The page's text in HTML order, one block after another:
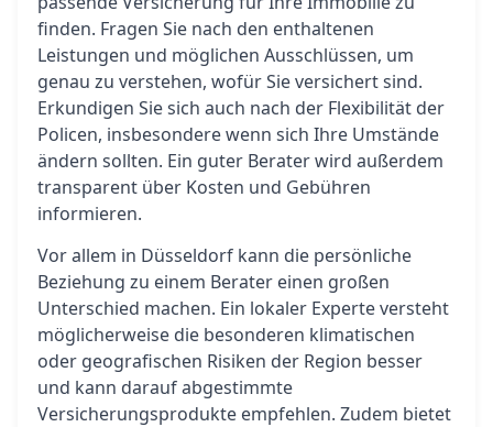
finden. Fragen Sie nach den enthaltenen
Leistungen und möglichen Ausschlüssen, um
genau zu verstehen, wofür Sie versichert sind.
Erkundigen Sie sich auch nach der Flexibilität der
Policen, insbesondere wenn sich Ihre Umstände
ändern sollten. Ein guter Berater wird außerdem
transparent über Kosten und Gebühren
informieren.
Vor allem in Düsseldorf kann die persönliche
Beziehung zu einem Berater einen großen
Unterschied machen. Ein lokaler Experte versteht
möglicherweise die besonderen klimatischen
oder geografischen Risiken der Region besser
und kann darauf abgestimmte
Versicherungsprodukte empfehlen. Zudem bietet